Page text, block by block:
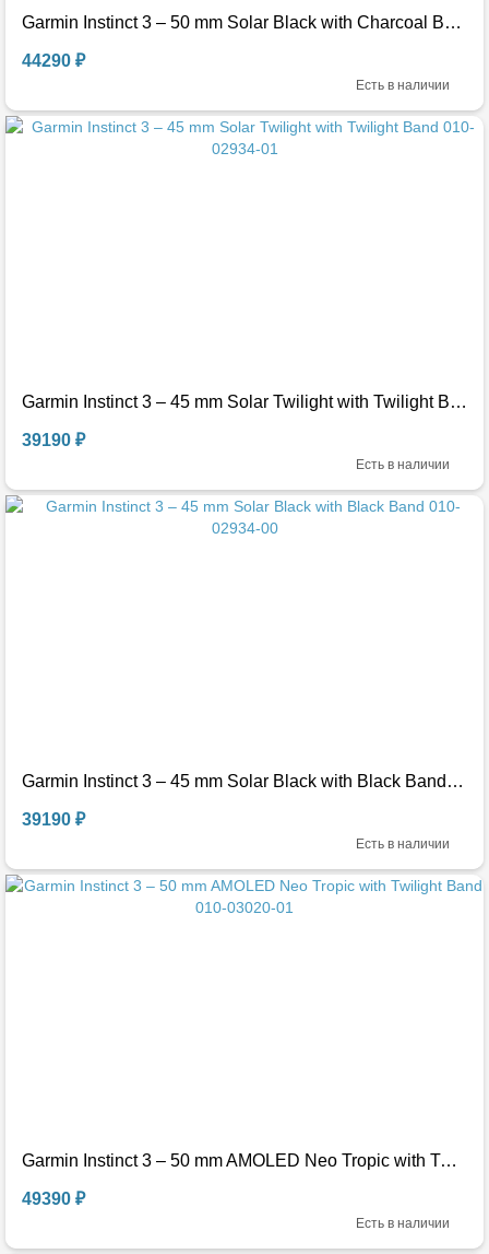
Garmin Instinct 3 – 50 mm Solar Black with Charcoal Band 010-02935-00
Есть в наличии
44290 ₽
Garmin Instinct 3 – 45 mm Solar Twilight with Twilight Band 010-02934-01
Есть в наличии
39190 ₽
Garmin Instinct 3 – 45 mm Solar Black with Black Band 010-02934-00
Есть в наличии
39190 ₽
Garmin Instinct 3 – 50 mm AMOLED Neo Tropic with Twilight Band 010-03020-01
Есть в наличии
49390 ₽